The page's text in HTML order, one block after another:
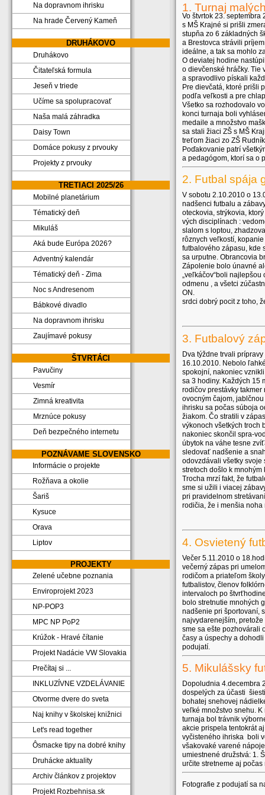
Na dopravnom ihrisku
Na hrade Červený Kameň
DRUHÁKOVO
Druhákovo
Čitateľská formula
Jeseň v triede
Učíme sa spolupracovať
Naša malá záhradka
Daisy Town
Domáce pokusy z prvouky
Projekty z prvouky
TRETIACI 2025/26
Mobilné planetárium
Tématický deň
Mikuláš
Aká bude Európa 2026?
Adventný kalendár
Tématický deň - Zima
Noc s Andresenom
Bábkové divadlo
Na dopravnom ihrisku
Zaujímavé pokusy
ŠTVRTÁCI
Pavučiny
Vesmír
Zimná kreativita
Mrznúce pokusy
Deň bezpečného internetu
POZNÁVAME SLOVENSKO
Informácie o projekte
Rožňava a okolie
Šariš
Kysuce
Orava
Liptov
PROJEKTY
Zelené učebne poznania
Enviroprojekt 2023
NP-POP3
MPC NP PoP2
Krúžok - Hravé čítanie
Projekt Nadácie VW Slovakia
Prečítaj si ...
INKLUZÍVNE VZDELÁVANIE
Otvorme dvere do sveta
Naj knihy v školskej knižnici
Let's read together
Ôsmacke tipy na dobré knihy
Druhácke aktuality
Archiv článkov z projektov
Projekt Rozbehnisa.sk
1. Turnaj
Vo štvrtok 23.
s MŠ Krajné si prišli
stupňa zo 6 základných
a Brestovca strávili
ideálne, a tak sa mohlo
O deviatej hodine
o dievčenské hráčky. Tie
a spravodlivo pískali
Pre dievčatá, ktoré prišli
podľa veľkosti a pre
Všetko sa rozhodovalo
konci turnaja boli
medaile a množstvo
sa stali žiaci ZŠ s MŠ
treťom žiaci zo ZŠ
Poďakovanie patrí
a pedagógom, ktorí sa o
2. Futbal spája
V sobotu 2.10.2010 o
nadšenci futbalu a
oteckovia, strýkovia,
vých disciplínach :
slalom s loptou,
rôznych veľkostí,
futbalového zápasu, kde
sa urputne. Obrancovia
Zápolenie bolo únavné
„veľkáčov“boli
odmenu , a všetci
ON. Hoci
srdci dobrý pocit z toho,
3. Futbalový
Dva týždne trvali
16.10.2010. Nebolo
spokojní, nakoniec
sa 3 hodiny. Každých 15
rodičov prestávky
ovocným čajom,
ihrisku sa počas súboja
žiakom. Čo stratili v
výkonoch všetkých troch
nakoniec skončil spra-
úbytok na váhe tesne
sledovať nadšenie a
odovzdávali všetky svoje
stretoch došlo k
Trocha mrzí fakt, že
sme si užili i viacej
pri pravidelnom
rodičia, že i menšia
4. Osvietený
Večer 5.11.2010 o
večerný zápas pri
rodičom a priateľom
futbalistov, členov
intervaloch po
bolo stretnutie mnohých
nadšenie pri športovaní,
najvydarenejším,
sme sa ešte pozhovárali
časy a úspechy a
podujatí.
5. Mikulášsky
Dopoludnia 4.decembra
dospelých za účasti
bohatej snehovej
veľké množstvo snehu.
turnaja bol trávnik
akcie prispela tentokrát
vyčisteného ihriska boli
všakovaké varené
umiestnené družstvá: 1.
určite stretneme aj
Fotografie z podujatí sa